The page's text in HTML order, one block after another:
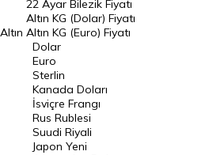
Norveç Kronu Kuru
Japon Yeni Kuru
Merkez Bankası Döviz Kurları
ALTIN
Gram Altın Fiyatı
Altın
22 Ayar Bilezik Fiyatı
Altın KG (Dolar) Fiyatı
Altın KG (Euro) Fiyatı
Dolar
Euro
Sterlin
Kanada Doları
İsviçre Frangı
Rus Rublesi
Suudi Riyali
Japon Yeni